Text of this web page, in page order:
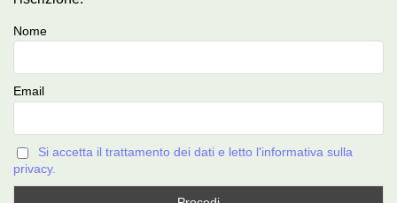
Nome
Email
Si accetta il trattamento dei dati e letto l'informativa sulla
privacy.